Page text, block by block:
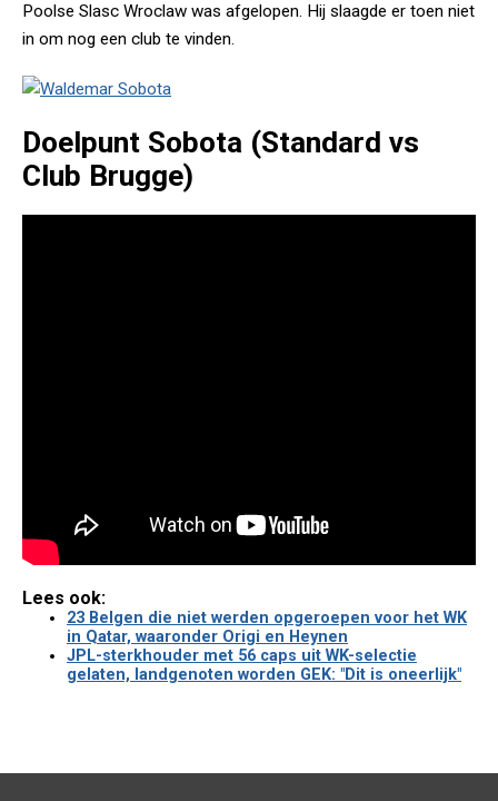
Poolse Slasc Wroclaw was afgelopen. Hij slaagde er toen niet
in om nog een club te vinden.
Doelpunt Sobota (Standard vs
Club Brugge)
Lees ook:
23 Belgen die niet werden opgeroepen voor het WK
in Qatar, waaronder Origi en Heynen
JPL-sterkhouder met 56 caps uit WK-selectie
gelaten, landgenoten worden GEK: "Dit is oneerlijk"